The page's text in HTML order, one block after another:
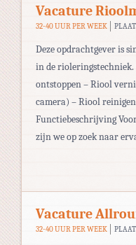
Vacature
32-40 UUR PER WEEK
Deze opdrachtgever is
in de
ontstoppen – Riool
camera) – Riool
Functiebeschrijving
zijn we op zoek naar
Vacature
32-40 UUR PER WEEK